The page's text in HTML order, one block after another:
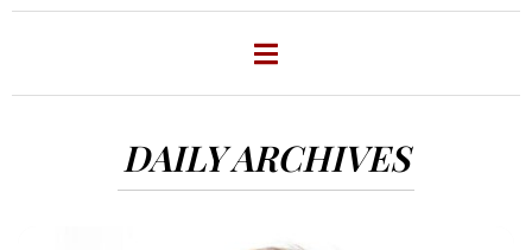
DAILY ARCHIVES